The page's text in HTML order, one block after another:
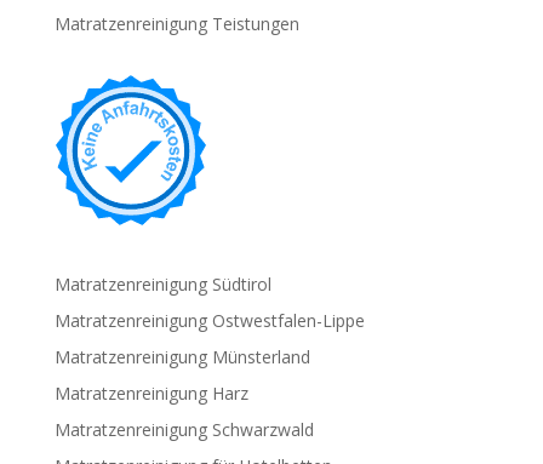
Matratzenreinigung Teistungen
Matratzenreinigung Südtirol
Matratzenreinigung Ostwestfalen-Lippe
Matratzenreinigung Münsterland
Matratzenreinigung Harz
Matratzenreinigung Schwarzwald